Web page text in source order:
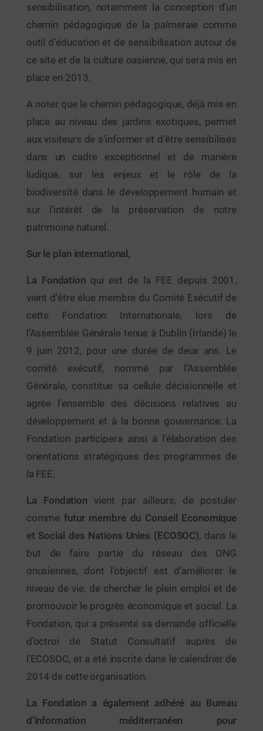
sensibilisation, notamment la conception d’un
chemin pédagogique de la palmeraie comme
outil d’éducation et de sensibilisation autour de
ce site et de la culture oasienne, qui sera mis en
place en 2013.
A noter que le chemin pédagogique, déjà mis en
place au niveau des jardins exotiques, permet
aux visiteurs de s’informer et d’être sensibilisés
dans un cadre exceptionnel et de manière
ludique, sur les enjeux et le rôle de la
biodiversité dans le développement humain et
sur l’intérêt de la préservation de notre
patrimoine naturel.
Sur le plan international,
La Fondation qui est de la FEE depuis 2001,
vient d’être élue membre du Comité Exécutif de
cette Fondation Internationale, lors de
l’Assemblée Générale tenue à Dublin (Irlande) le
9 juin 2012, pour une durée de deux ans. Le
comité exécutif, nommé par l’Assemblée
Générale, constitue sa cellule décisionnelle et
agrée l’ensemble des décisions relatives au
développement et à la bonne gouvernance. La
Fondation participera ainsi à l’élaboration des
orientations stratégiques des programmes de
la FEE.
La Fondation vient par ailleurs, de postuler
commefutur membre du Conseil Economique
et Social des Nations Unies (ECOSOC), dans le
but de faire partie du réseau des ONG
onusiennes, dont l’objectif est d’améliorer le
niveau de vie, de chercher le plein emploi et de
promouvoir le progrès économique et social. La
Fondation, qui a présenté sa demande officielle
d’octroi de Statut Consultatif auprès de
l’ECOSOC, et a été inscrite dans le calendrier de
2014 de cette organisation.
La Fondation a également adhéré au Bureau
d’information méditerranéen pour